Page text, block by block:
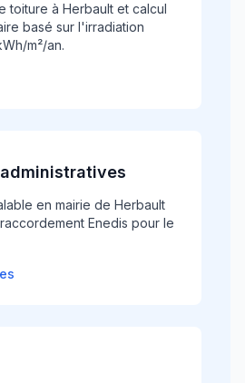
toiture à Herbault et calcul
basé sur l'irradiation
m²/an.
en mairie de Herbault
Enedis pour le